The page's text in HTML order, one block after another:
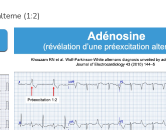
(1:2)